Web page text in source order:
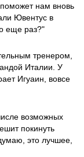
нам вновь
Ювентус в
еще раз?"
тренером,
Италии. У
Игуаин, вовсе
возможных
покинуть
это лучшее,